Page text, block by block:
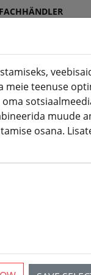
FACHHÄNDLER
3D
meie teenuse
muude
osana.